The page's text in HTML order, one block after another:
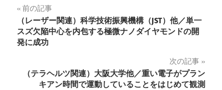
投
稿
ナ
ビ
前の記事
（レーザー関連）科学技術振興機構（JST）他／単一
スズ欠陥中心を内包する極微ナノダイヤモンドの開
発に成功
次の記事
（テラヘルツ関連）大阪大学他／重い電子がプラン
キアン時間で運動していることをはじめて観測